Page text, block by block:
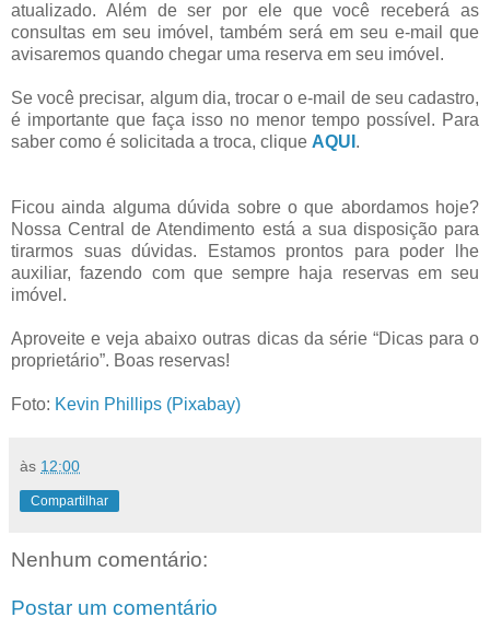
atualizado. Além de ser por ele que você receberá as
consultas em seu imóvel, também será em seu e-mail que
avisaremos quando chegar uma reserva em seu imóvel.
Se você precisar, algum dia, trocar o e-mail de seu cadastro,
é importante que faça isso no menor tempo possível. Para
saber como é solicitada a troca, clique AQUI .
Ficou ainda alguma dúvida sobre o que abordamos hoje?
Nossa Central de Atendimento está a sua disposição para
tirarmos suas dúvidas. Estamos prontos para poder lhe
auxiliar, fazendo com que sempre haja reservas em seu
imóvel.
Aproveite e veja abaixo outras dicas da série “Dicas para o
proprietário”. Boas reservas!
Foto: Kevin Phillips (Pixabay)
às 12:00
Compartilhar
Nenhum comentário:
Postar um comentário